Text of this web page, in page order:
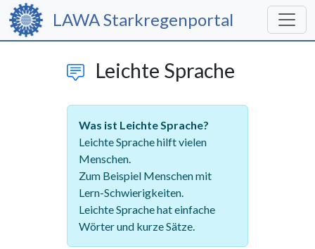
LAWA Starkregenportal
Leichte Sprache
Was ist Leichte Sprache?
Leichte Sprache hilft vielen
Menschen.
Zum Beispiel Menschen mit
Lern-Schwierigkeiten.
Leichte Sprache hat einfache
Wörter und kurze Sätze.